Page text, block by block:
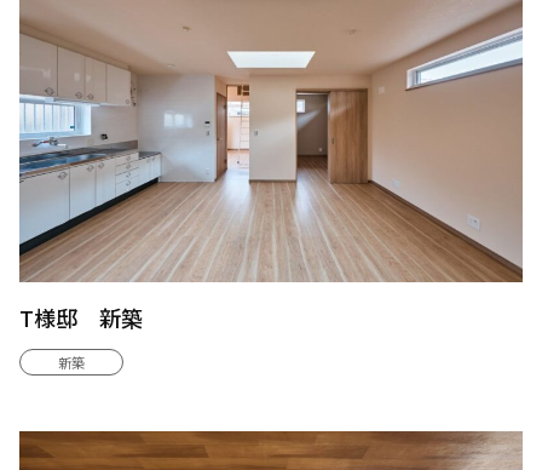
T様邸 新築
新築